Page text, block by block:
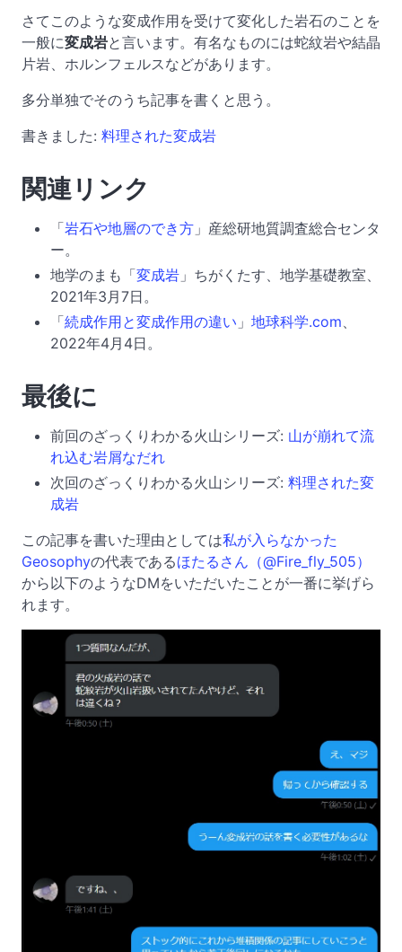
さてこのような変成作用を受けて変化した岩石のことを
一般に変成岩と言います。有名なものには蛇紋岩や結晶
片岩、ホルンフェルスなどがあります。
多分単独でそのうち記事を書くと思う。
書きました: 料理された変成岩
関連リンク
「岩石や地層のでき方 」産総研地質調査総合センタ
ー。
地学のまも「変成岩 」ちがくたす、地学基礎教室、
2021年3月7日。
「続成作用と変成作用の違い 」 地球科学.com
2022年4月4日。
最後に
前回のざっくりわかる火山シリーズ: 山が崩れて流
れ込む岩屑なだれ
次回のざっくりわかる火山シリーズ: 料理された変
成岩
この記事を書いた理由としては私が入らなかった
Geosophyの代表であるほたるさん（@Fire_fly_505）
から以下のようなDMをいただいたことが一番に挙げら
れます。